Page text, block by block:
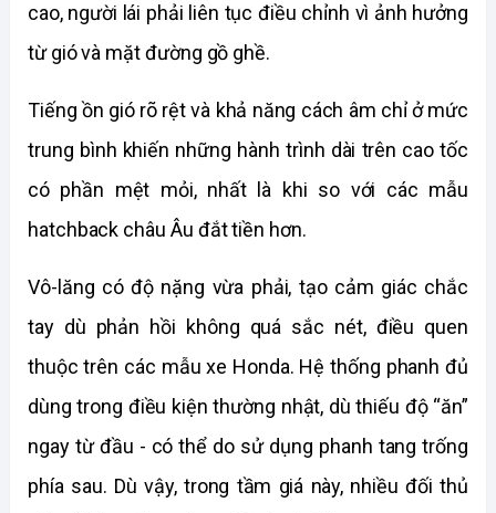
cao, người lái phải liên tục điều chỉnh vì ảnh hưởng
từ gió và mặt đường gồ ghề.
Tiếng ồn gió rõ rệt và khả năng cách âm chỉ ở mức
trung bình khiến những hành trình dài trên cao tốc
có phần mệt mỏi, nhất là khi so với các mẫu
hatchback châu Âu đắt tiền hơn.
Vô-lăng có độ nặng vừa phải, tạo cảm giác chắc
tay dù phản hồi không quá sắc nét, điều quen
thuộc trên các mẫu xe Honda. Hệ thống phanh đủ
dùng trong điều kiện thường nhật, dù thiếu độ “ăn”
ngay từ đầu - có thể do sử dụng phanh tang trống
phía sau. Dù vậy, trong tầm giá này, nhiều đối thủ